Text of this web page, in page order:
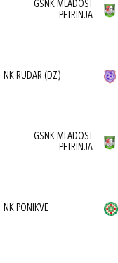
GSNK MLADOST
PETRINJA
NK RUDAR (DZ)
GSNK MLADOST
PETRINJA
NK PONIKVE